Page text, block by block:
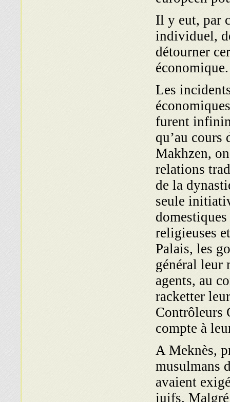
Il y eut, par
individuel,
détourner
économique.
Les
furent
qu’au cours
Makhzen,
relations
de la
seule
religieuses
Palais, les
général leur
agents, au
racketter
Contrôleurs
compte à
A Meknès,
musulmans
avaient
juifs. Malgré